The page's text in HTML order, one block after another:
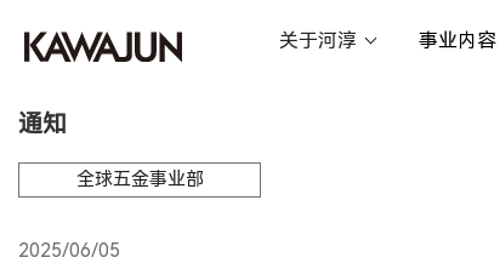
关于河淳 事业内容
通知
全球五金事业部
2025/06/05